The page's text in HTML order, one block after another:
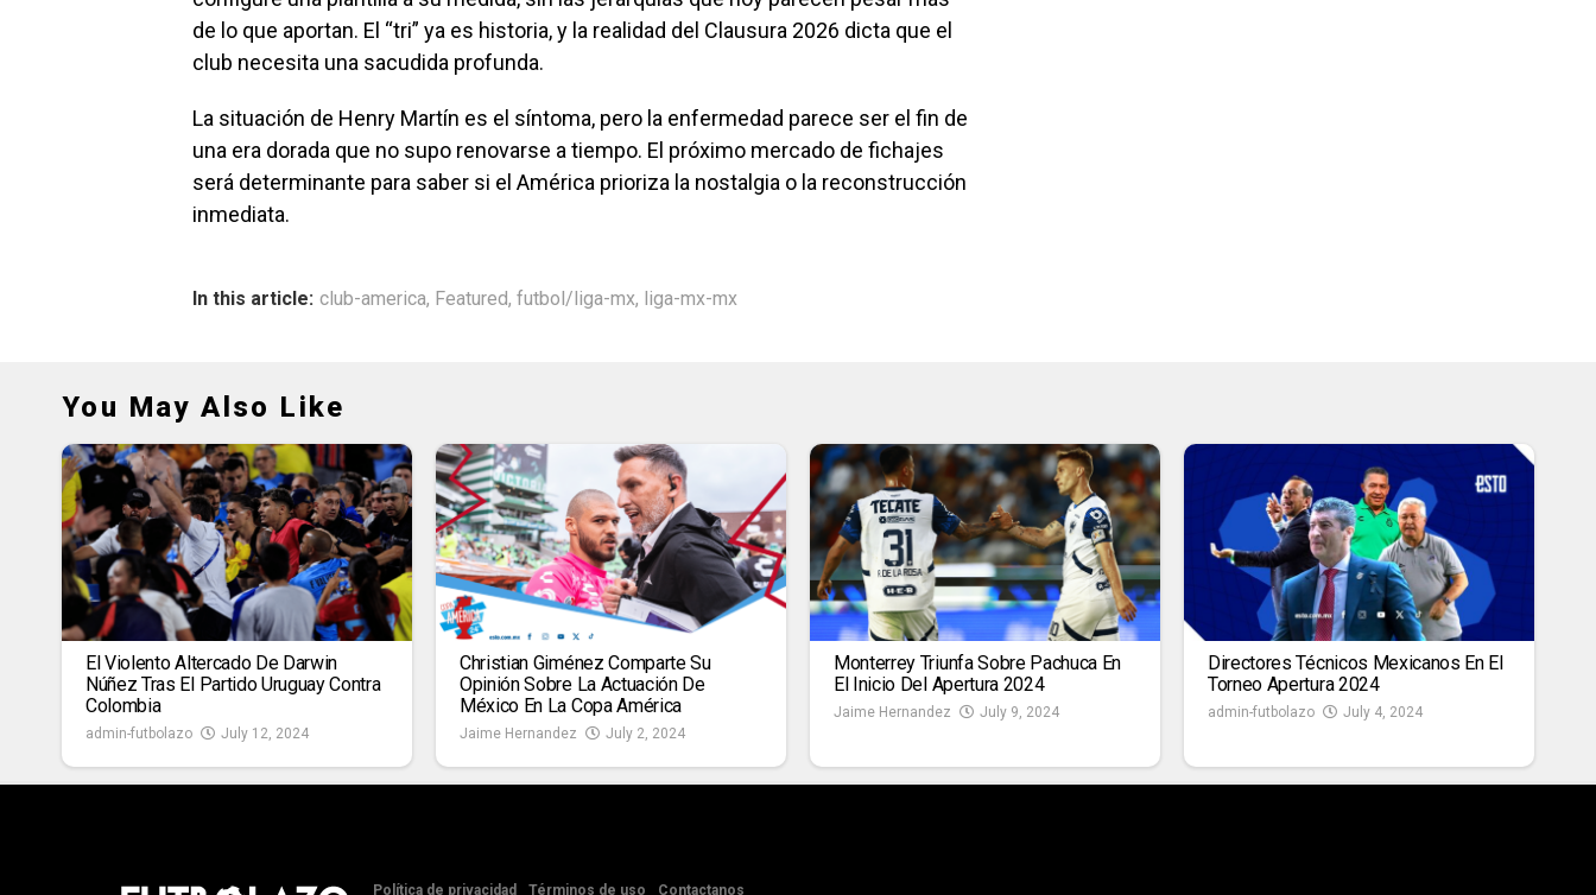
de lo que aportan. El “tri” ya es historia, y la realidad del Clausura 2026 dicta que el
club necesita una sacudida profunda.
La situación de Henry Martín es el síntoma, pero la enfermedad parece ser el fin de
una era dorada que no supo renovarse a tiempo. El próximo mercado de fichajes
será determinante para saber si el América prioriza la nostalgia o la reconstrucción
inmediata.
In this article: club-america, Featured, futbol/liga-mx, liga-mx-mx
You May Also Like
El Violento Altercado De Darwin
Núñez Tras El Partido Uruguay Contra
Colombia
admin-futbolazo July 12, 2024
Christian Giménez Comparte Su
Opinión Sobre La Actuación De
México En La Copa América
Jaime Hernandez July 2, 2024
Monterrey Triunfa Sobre Pachuca En
El Inicio Del Apertura 2024
Jaime Hernandez July 9, 2024
Directores Técnicos Mexicanos En El
Torneo Apertura 2024
admin-futbolazo July 4, 2024
Política de privacidad Términos de uso Contactanos